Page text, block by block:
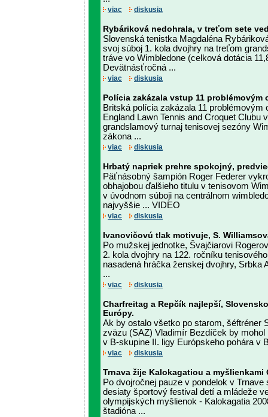
viac diskusia
Rybáriková nedohrala, v treťom sete
Slovenská tenistka Magdaléna
svoj súboj 1. kola dvojhry na treťom
tráve vo Wimbledone (celková dotácia
Devätnásťročná ...
viac diskusia
Polícia zakázala vstup 11 problémovým
Britská polícia zakázala 11 problémovým
England Lawn Tennis and Croquet Clubu
grandslamový turnaj tenisovej sezóny
zákona ...
viac diskusia
Hrbatý napriek prehre spokojný,
Päťnásobný šampión Roger Federer
obhajobou ďalšieho titulu v tenisovom
v úvodnom súboji na centrálnom
najvyššie ... VIDEO
viac diskusia
Ivanovičovú tlak motivuje, S.
Po mužskej jednotke, Švajčiarovi
2. kola dvojhry na 122. ročníku
nasadená hráčka ženskej dvojhry, Srbka
...
viac diskusia
Charfreitag a Repčík najlepší,
Európy.
Ak by ostalo všetko po starom, šéftréner
zväzu (SAZ) Vladimír Bezdíček by
v B-skupine II. ligy Európskeho pohára v
viac diskusia
Trnava žije Kalokagatiou a myšlienkami
Po dvojročnej pauze v pondelok v
desiaty športový festival detí a mládeže
olympijských myšlienok - Kalokagatia
štadióna ...